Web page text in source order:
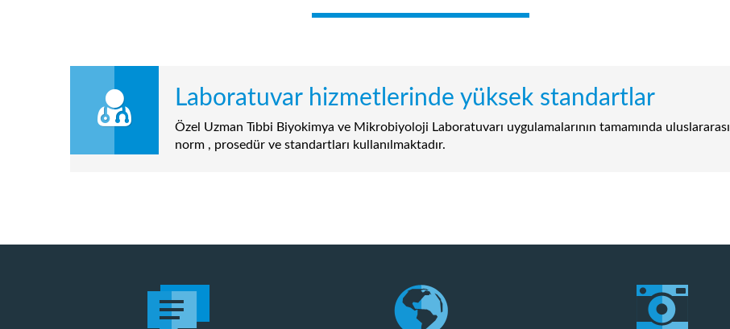
Laboratuvar hizmetlerinde yüksek standartlar
Özel Uzman Tıbbi Biyokimya ve Mikrobiyoloji Laboratuvarı uygulamalarının tamamında uluslararası
norm , prosedür ve standartları kullanılmaktadır.